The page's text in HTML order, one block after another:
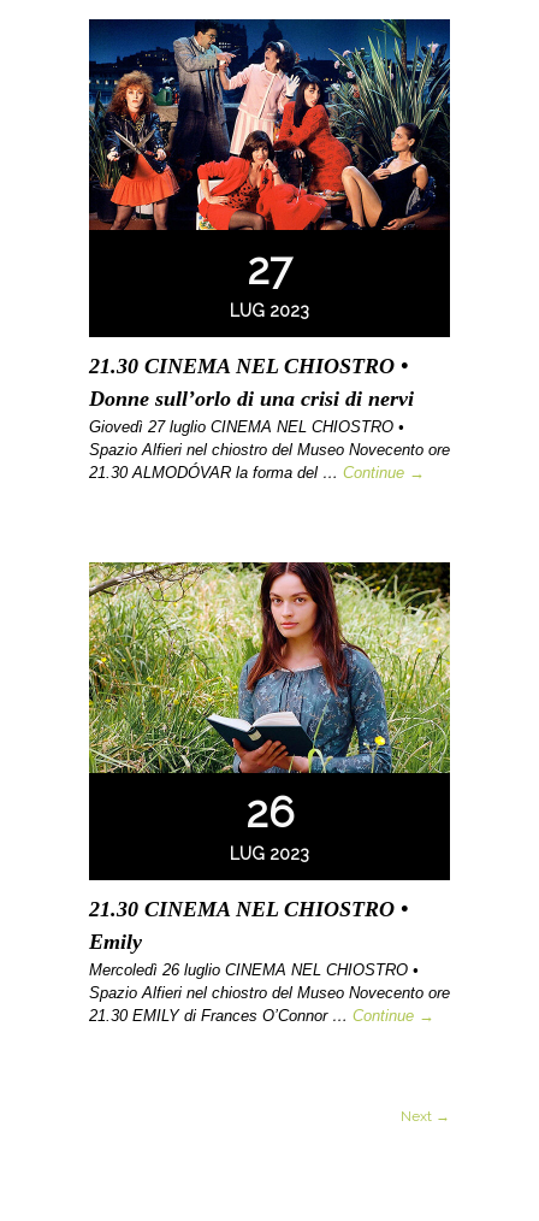
27
LUG 2023
21.30 CINEMA NEL CHIOSTRO •
Donne sull’orlo di una crisi di nervi
Giovedì 27 luglio CINEMA NEL CHIOSTRO •
Spazio Alfieri nel chiostro del Museo Novecento ore
21.30 ALMODÓVAR la forma del … Continue →
26
LUG 2023
21.30 CINEMA NEL CHIOSTRO •
Emily
Mercoledì 26 luglio CINEMA NEL CHIOSTRO •
Spazio Alfieri nel chiostro del Museo Novecento ore
21.30 EMILY di Frances O’Connor … Continue →
Next →